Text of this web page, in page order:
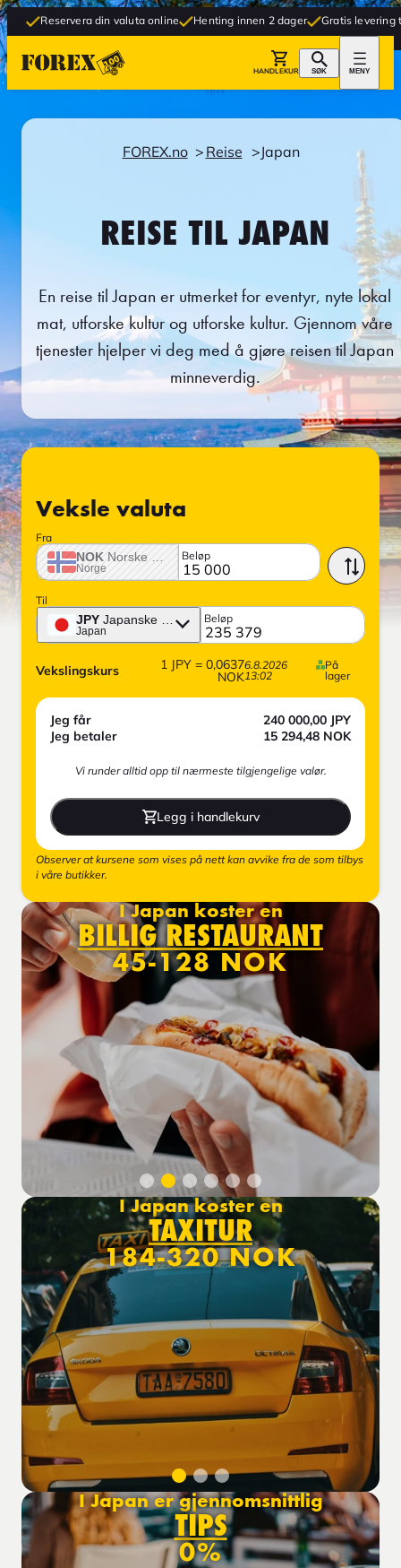
din valuta online Henting innen 2 dager Gratis levering til butikk
HANDLEKURV SØK MENY
FOREX.no Reise Japan
REISE TIL JAPAN
En reise til Japan er utmerket for eventyr, nyte lokal
mat, utforske kultur og utforske kultur. Gjennom våre
tjenester hjelper vi deg med å gjøre reisen til Japan
minneverdig.
Veksle valuta
Fra
NOK Norske krone
Norge
Beløp
Til
JPY Japanske yen
Japan
Beløp
Vekslingskurs 1 JPY =0,0637
NOK
6.8.2026
13:02
På
lager
Jeg får 240 000,00 JPY
Jeg betaler
15 294,48 NOK
Vi runder alltid opp til nærmeste tilgjengelige valør.
Legg i handlekurv
Observer at kursene som vises på nett kan avvike fra de som tilbys
i våre butikker.
I Japan koster en
BILLIG RESTAURANT
45-128 NOK
I Japan koster en
TAXITUR
184-320 NOK
I Japan er gjennomsnittlig
TIPS
0%